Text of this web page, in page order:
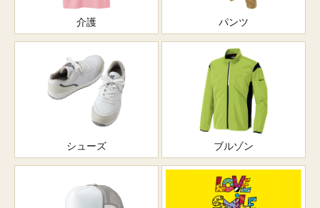
介護 パンツ
シューズ ブルゾン